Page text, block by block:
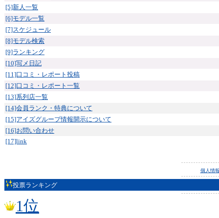
[5]新人一覧
[6]モデル一覧
[7]スケジュール
[8]モデル検索
[9]ランキング
[10]写メ日記
[11]口コミ・レポート投稿
[12]口コミ・レポート一覧
[13]系列店一覧
[14]会員ランク・特典について
[15]アイズグループ情報開示について
[16]お問い合わせ
[17]link
個人情
投票ランキング
1位